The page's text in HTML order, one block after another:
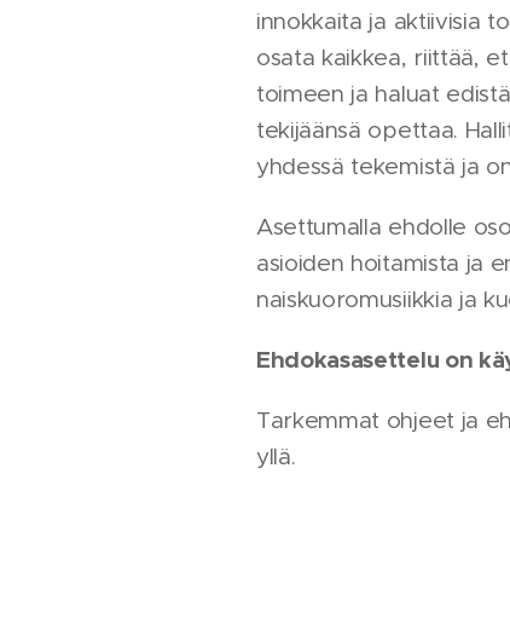
innokkaita ja aktiivisia
osata kaikkea, riittää,
toimeen ja haluat
tekijäänsä opettaa.
yhdessä tekemistä ja
Asettumalla ehdolle
asioiden hoitamista ja
naiskuoromusiikkia ja
Ehdokasasettelu on
Tarkemmat ohjeet ja
yllä.